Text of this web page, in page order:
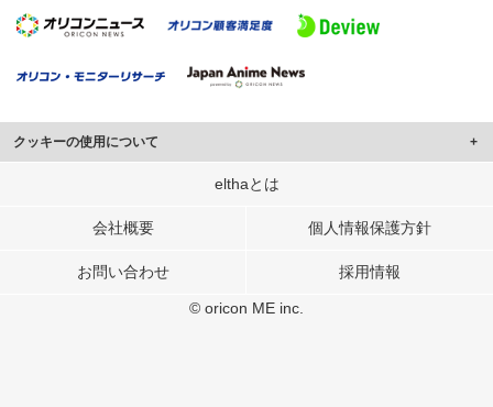
クッキーの使用について
このサイトでは Cookie を使用して、ユーザーに合わせたコンテンツや広告の
行っています。
メディアや広告配信、データ解析の各パートナーに提供しています。
elthaとは
会社概要 個人情報保護方針
お問い合わせ 採用情報
© oricon ME inc.